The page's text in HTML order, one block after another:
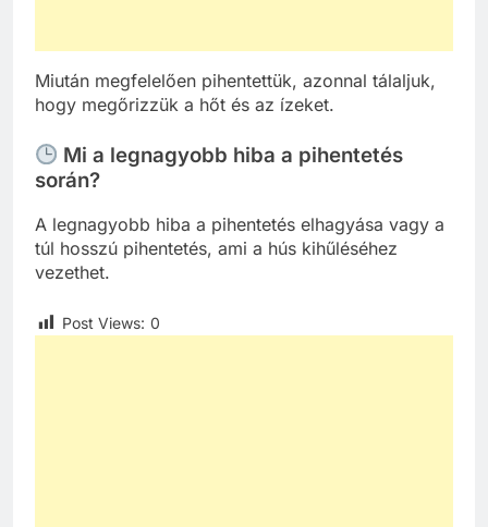
Miután megfelelően pihentettük, azonnal tálaljuk,
hogy megőrizzük a hőt és az ízeket.
Mi a legnagyobb hiba a pihentetés
során?
A legnagyobb hiba a pihentetés elhagyása vagy a
túl hosszú pihentetés, ami a hús kihűléséhez
vezethet.
Post Views: 0